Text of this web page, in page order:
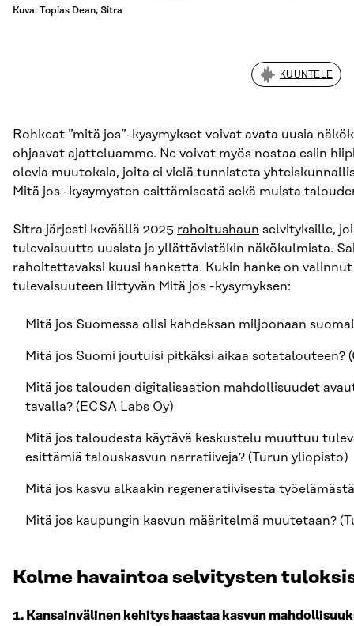
Kuva: Topias Dean, Sitra
KUUNTELE
Rohkeat ”mitä jos”-kysymykset voivat avata uusia
ohjaavat ajatteluamme. Ne voivat myös nostaa esiin
olevia muutoksia, joita ei vielä tunnisteta
Mitä jos -kysymysten esittämisestä sekä muista
Sitra järjesti keväällä 2025 rahoitushaun selvityksille,
tulevaisuutta uusista ja yllättävistäkin näkökulmista.
rahoitettavaksi kuusi hanketta. Kukin hanke on
tulevaisuuteen liittyvän Mitä jos -kysymyksen:
Mitä jos Suomessa olisi kahdeksan miljoonaan
Mitä jos Suomi joutuisi pitkäksi aikaa sotatalouteen?
Mitä jos talouden digitalisaation mahdollisuudet
tavalla? (ECSA Labs Oy)
Mitä jos taloudesta käytävä keskustelu muuttuu
esittämiä talouskasvun narratiiveja? (Turun yliopisto)
Mitä jos kasvu alkaakin regeneratiivisesta
Mitä jos kaupungin kasvun määritelmä muutetaan?
Kolme havaintoa selvitysten
1. Kansainvälinen kehitys haastaa kasvun